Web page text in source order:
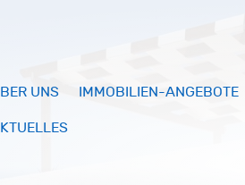
UNS IMMOBILIEN-ANGEBOTE